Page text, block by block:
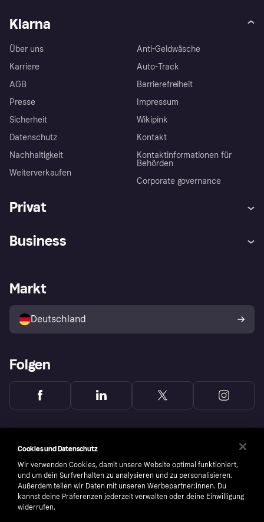
Klarna
Über uns
Karriere
AGB
Presse
Sicherheit
Datenschutz
Nachhaltigkeit
Weiterverkaufen
Anti-Geldwäsche
Auto-Track
Barrierefreiheit
Impressum
Wikipink
Kontakt
Kontaktinformationen für
Behörden
Corporate governance
Privat
Klarna App
Shops entdecken
Käuferschutzrichtlinie
Dein Widerrufsrecht
Business
Händlerportal
Markt
Deutschland
Folgen
Cookies und Datenschutz
Wir verwenden Cookies, damit unsere Website optimal funktioniert,
und um dein Surfverhalten zu analysieren und zu personalisieren.
Außerdem teilen wir Daten mit unseren Werbepartner:innen. Du
kannst deine Präferenzen jederzeit verwalten oder deine Einwilligung
widerrufen.